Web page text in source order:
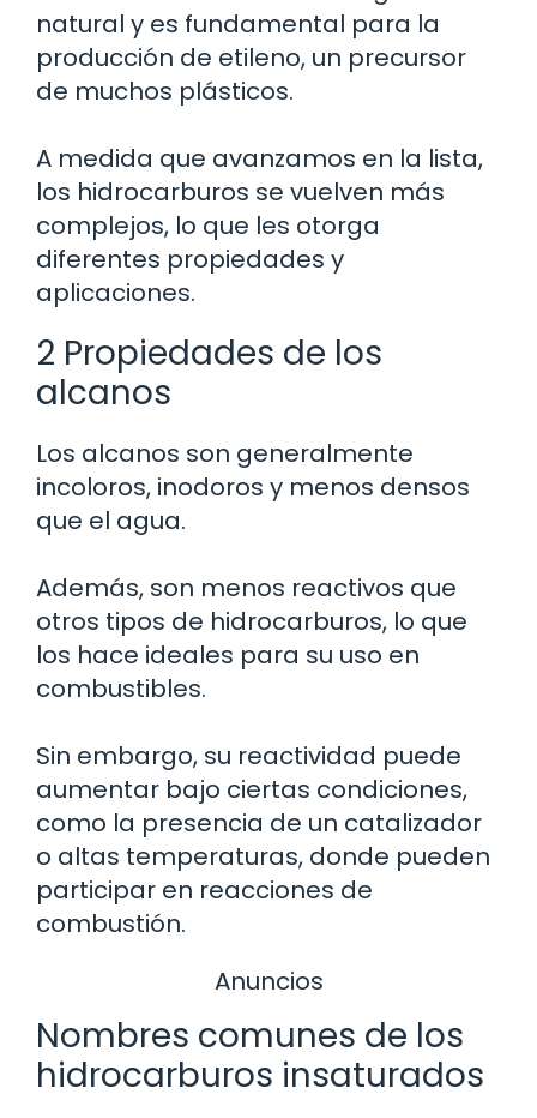
natural y es fundamental para la
producción de etileno, un precursor
de muchos plásticos.
A medida que avanzamos en la lista,
los hidrocarburos se vuelven más
complejos, lo que les otorga
diferentes propiedades y
aplicaciones.
2 Propiedades de los
alcanos
Los alcanos son generalmente
incoloros, inodoros y menos densos
que el agua.
Además, son menos reactivos que
otros tipos de hidrocarburos, lo que
los hace ideales para su uso en
combustibles.
Sin embargo, su reactividad puede
aumentar bajo ciertas condiciones,
como la presencia de un catalizador
o altas temperaturas, donde pueden
participar en reacciones de
combustión.
Anuncios
Nombres comunes de los
hidrocarburos insaturados